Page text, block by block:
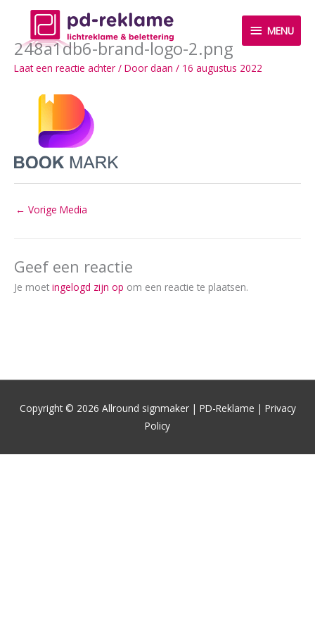
inhoud
MENU
MENU
248a1db6-brand-logo-2.png
Laat een reactie achter / Door daan / 16 augustus 2022
← Vorige Media
Geef een reactie
Je moet ingelogd zijn op om een reactie te plaatsen.
Copyright © 2026 Allround signmaker | PD-Reklame | Privacy
Policy